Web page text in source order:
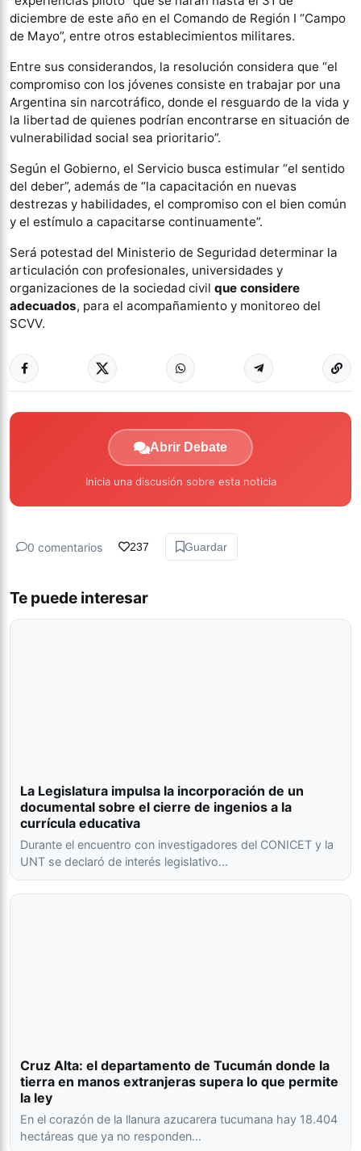
diciembre de este año en el Comando de Región I “Campo
de Mayo”, entre otros establecimientos militares.
Entre sus considerandos, la resolución considera que “el
compromiso con los jóvenes consiste en trabajar por una
Argentina sin narcotráfico, donde el resguardo de la vida y
la libertad de quienes podrían encontrarse en situación de
vulnerabilidad social sea prioritario”.
Según el Gobierno, el Servicio busca estimular “el sentido
del deber”, además de “la capacitación en nuevas
destrezas y habilidades, el compromiso con el bien común
y el estímulo a capacitarse continuamente”.
Será potestad del Ministerio de Seguridad determinar la
articulación con profesionales, universidades y
organizaciones de la sociedad civil que considere
adecuados, para el acompañamiento y monitoreo del
SCVV.
Abrir Debate
Inicia una discusión sobre esta noticia
0 comentarios 237 Guardar
Te puede interesar
La Legislatura impulsa la incorporación de un
documental sobre el cierre de ingenios a la
currícula educativa
Durante el encuentro con investigadores del CONICET y la
UNT se declaró de interés legislativo…
Cruz Alta: el departamento de Tucumán donde la
tierra en manos extranjeras supera lo que permite
la ley
En el corazón de la llanura azucarera tucumana hay 18.404
hectáreas que ya no responden…